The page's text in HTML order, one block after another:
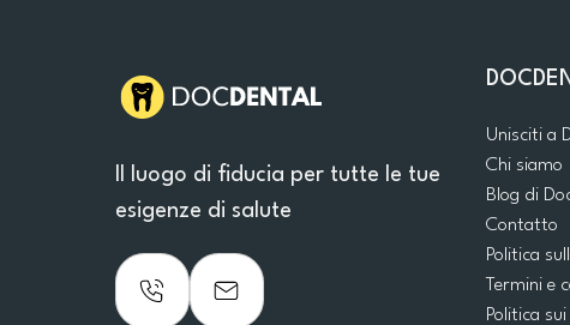
Il luogo di fiducia per tutte le tue
esigenze di salute
Unisciti a
Chi siamo
Blog di
Contatto
Politica
Termini e
Politica